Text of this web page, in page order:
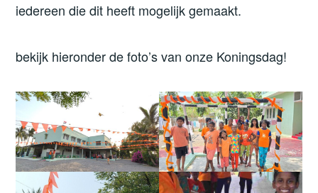
iedereen die dit heeft mogelijk gemaakt.
bekijk hieronder de foto’s van onze Koningsdag!